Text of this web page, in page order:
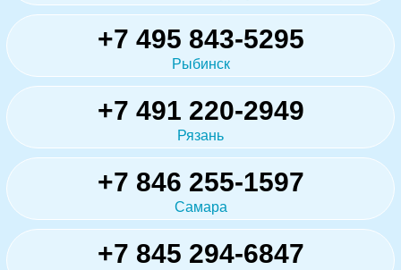
+7 495 843-5295
Рыбинск
+7 491 220-2949
Рязань
+7 846 255-1597
Самара
+7 845 294-6847